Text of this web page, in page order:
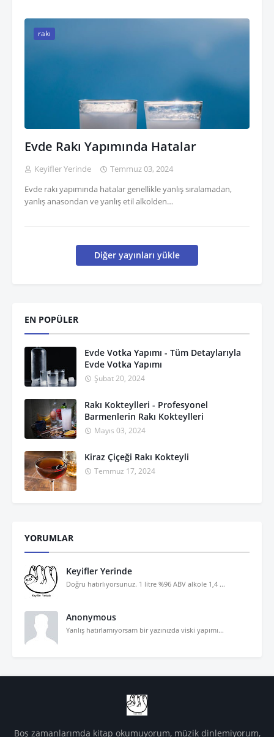
rakı
Evde Rakı Yapımında Hatalar
Keyifler Yerinde
Temmuz 03, 2024
Evde rakı yapımında hatalar genellikle yanlış sıralamadan,
yanlış anasondan ve yanlış etil alkolden…
Diğer yayınları yükle
EN POPÜLER
Evde Votka Yapımı - Tüm Detaylarıyla
Evde Votka Yapımı
Şubat 20, 2024
Rakı Kokteylleri - Profesyonel
Barmenlerin Rakı Kokteylleri
Mayıs 03, 2024
Kiraz Çiçeği Rakı Kokteyli
Temmuz 17, 2024
YORUMLAR
Keyifler Yerinde
Doğru hatırlıyorsunuz. 1 litre %96 ABV alkole 1,4 ...
Anonymous
Yanlış hatırlamıyorsam bir yazınızda viski yapımı...
Boş zamanlarımda kitap okumuyorum, müzik dinlemiyorum,